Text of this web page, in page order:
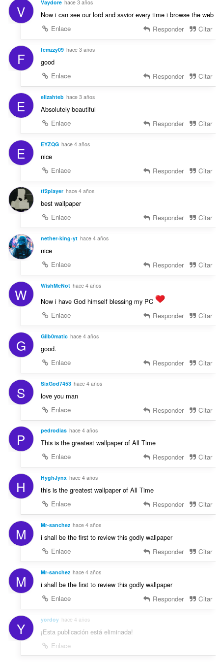
V Vaydore hace 3 años
Now i can see our lord and savior every time i browse the web
Enlace
Responder Citar
F femzzy09 hace 3 años
good
Enlace
Responder Citar
E elizahteb hace 3 años
Absolutely beautiful
Enlace
Responder Citar
E EYZQG hace 4 años
nice
Enlace
Responder Citar
tf2player hace 4 años
best wallpaper
Enlace
Responder Citar
nether-king-yt hace 4 años
nice
Enlace
Responder Citar
W WishMeNot hace 4 años
Now i have God himself blessing my PC
Enlace
Responder Citar
G Gilb0matic hace 4 años
good.
Enlace
Responder Citar
S SixGod7453 hace 4 años
love you man
Enlace
Responder Citar
P pedrodias hace 4 años
This is the greatest wallpaper of All Time
Enlace
Responder Citar
H HyghJynx hace 4 años
this is the greatest wallpaper of All Time
Enlace
Responder Citar
M Mr-sanchez hace 4 años
i shall be the first to review this godly wallpaper
Enlace
Responder Citar
M Mr-sanchez hace 4 años
i shall be the first to review this godly wallpaper
Enlace
Responder Citar
Y yordoy hace 4 años
¡Esta publicación está eliminada!
Enlace